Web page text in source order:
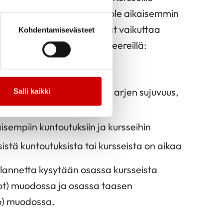
Kohdentamisevästeet
Salli kaikki
hakijoita, jotka eivät ole aikaisemmin
Muutkin tekijät voivat vaikuttaa
arvioidaan samoilla kriteereillä:
tarpeesta
(terveydentila, arjen sujuvuus,
kuntoutuksiin ja kursseihin
kuntoutuksista tai kursseista on aikaa
kysytään osassa kursseista
muodossa ja osassa taasen
muodossa.